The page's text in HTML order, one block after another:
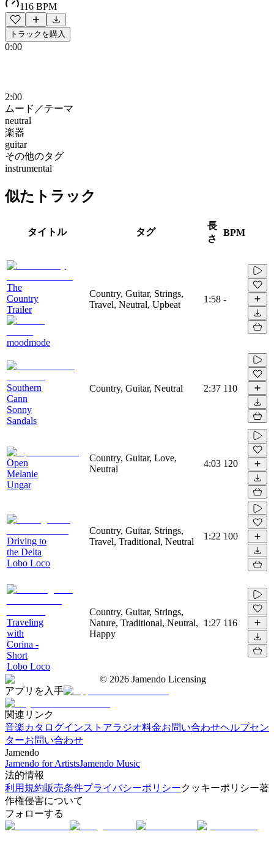
116 BPM
トラックを購入
0:00
2:00
ムード／テーマ
neutral
楽器
guitar
その他のタグ
instrumental
似たトラック
タイトル タグ
長
さ
BPM
The
Country
Trailer
moodmode
Country, Guitar, Strings,
Travel, Neutral, Upbeat
1:58 -
Southern
Cann
Sonny
Sandals
Country, Guitar, Neutral 2:37 110
Open
Melanie
Ungar
Country, Guitar, Love,
Neutral
4:03 120
Driving to
the Delta
Lobo Loco
Country, Guitar, Strings,
Travel, Traditional, Neutral
1:22 100
Traveling
with
Corina -
Short
Lobo Loco
Country, Guitar, Strings,
Nature, Traditional, Neutral,
Happy
1:27 116
© 2026 Jamendo Licensing
アプリを入手
関連リンク
音楽カタログインストアラジオ料金お問い合わせヘルプセン
ターお問い合わせ
Jamendo
Jamendo for ArtistsJamendo Music
法的情報
利用規約販売条件プライバシーポリシークッキーポリシー著
作権侵害について
フォローする